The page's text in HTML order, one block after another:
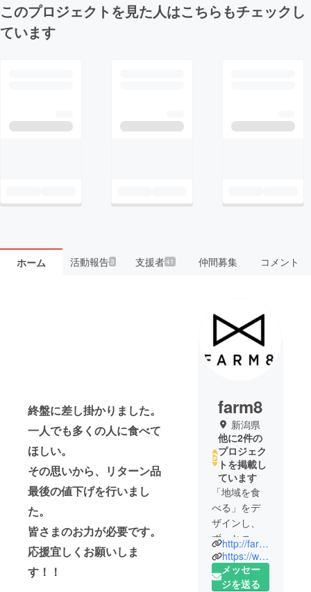
このプロジェクトを見た人はこちらもチェックし
ています
ホーム 活動報告3 支援者41 仲間募集 コメント
終盤に差し掛かりました。
一人でも多くの人に食べて
ほしい。
その思いから、リターン品
最後の値下げを行いまし
た。
皆さまのお力が必要です。
応援宜しくお願いしま
す！！
farm8
新潟県
他に2件の
プロジェク
トを掲載し
ています
「地域を食
べる」をデ
ザインし、
ずっとつな
がる地域の
力になる。
経済的価値
http://farm8.jp
https://www.facebook.com/farm8.jp
メッセー
ジを送る